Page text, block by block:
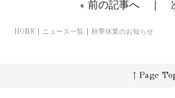
« 前の記事へ｜
HOME ニュース一覧 秋季休業のお知らせ
↑ Page